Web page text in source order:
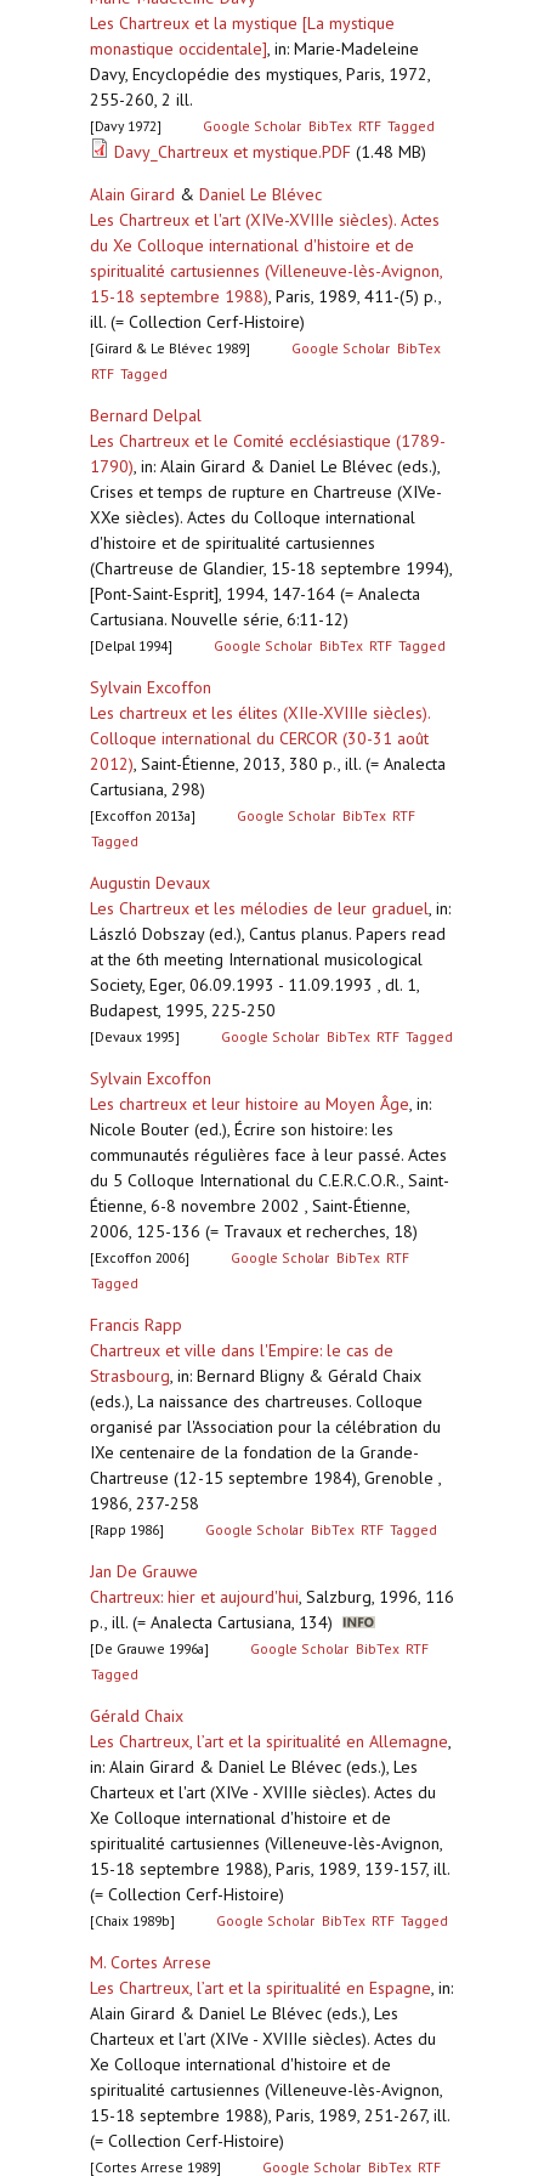
Les Chartreux et la mystique [La mystique
monastique occidentale], in: Marie-Madeleine
Davy, Encyclopédie des mystiques, Paris, 1972,
255-260, 2 ill.
[Davy 1972] Google Scholar BibTex RTF Tagged
Davy_Chartreux et mystique.PDF (1.48 MB)
Alain Girard & Daniel Le Blévec
Les Chartreux et l'art (XIVe-XVIIIe siècles). Actes
du Xe Colloque international d'histoire et de
spiritualité cartusiennes (Villeneuve-lès-Avignon,
15-18 septembre 1988), Paris, 1989, 411-(5) p.,
ill. (= Collection Cerf-Histoire)
[Girard & Le Blévec 1989] Google Scholar BibTex
RTF Tagged
Bernard Delpal
Les Chartreux et le Comité ecclésiastique (1789-
1790), in: Alain Girard & Daniel Le Blévec (eds.),
Crises et temps de rupture en Chartreuse (XIVe-
XXe siècles). Actes du Colloque international
d'histoire et de spiritualité cartusiennes
(Chartreuse de Glandier, 15-18 septembre 1994),
[Pont-Saint-Esprit], 1994, 147-164 (= Analecta
Cartusiana. Nouvelle série, 6:11-12)
[Delpal 1994] Google Scholar BibTex RTF Tagged
Sylvain Excoffon
Les chartreux et les élites (XIIe-XVIIIe siècles).
Colloque international du CERCOR (30-31 août
2012), Saint-Étienne, 2013, 380 p., ill. (= Analecta
Cartusiana, 298)
[Excoffon 2013a] Google Scholar BibTex RTF
Tagged
Augustin Devaux
Les Chartreux et les mélodies de leur graduel, in:
László Dobszay (ed.), Cantus planus. Papers read
at the 6th meeting International musicological
Society, Eger, 06.09.1993 - 11.09.1993 , dl. 1,
Budapest, 1995, 225-250
[Devaux 1995] Google Scholar BibTex RTF Tagged
Sylvain Excoffon
Les chartreux et leur histoire au Moyen Âge, in:
Nicole Bouter (ed.), Écrire son histoire: les
communautés régulières face à leur passé. Actes
du 5 Colloque International du C.E.R.C.O.R., Saint-
Étienne, 6-8 novembre 2002 , Saint-Étienne,
2006, 125-136 (= Travaux et recherches, 18)
[Excoffon 2006] Google Scholar BibTex RTF
Tagged
Francis Rapp
Chartreux et ville dans l'Empire: le cas de
Strasbourg, in: Bernard Bligny & Gérald Chaix
(eds.), La naissance des chartreuses. Colloque
organisé par l'Association pour la célébration du
IXe centenaire de la fondation de la Grande-
Chartreuse (12-15 septembre 1984), Grenoble ,
1986, 237-258
[Rapp 1986] Google Scholar BibTex RTF Tagged
Jan De Grauwe
Chartreux: hier et aujourd'hui, Salzburg, 1996, 116
p., ill. (= Analecta Cartusiana, 134)
[De Grauwe 1996a] Google Scholar BibTex RTF
Tagged
Gérald Chaix
Les Chartreux, l’art et la spiritualité en Allemagne,
in: Alain Girard & Daniel Le Blévec (eds.), Les
Charteux et l'art (XIVe - XVIIIe siècles). Actes du
Xe Colloque international d'histoire et de
spiritualité cartusiennes (Villeneuve-lès-Avignon,
15-18 septembre 1988), Paris, 1989, 139-157, ill.
(= Collection Cerf-Histoire)
[Chaix 1989b] Google Scholar BibTex RTF Tagged
M. Cortes Arrese
Les Chartreux, l’art et la spiritualité en Espagne, in:
Alain Girard & Daniel Le Blévec (eds.), Les
Charteux et l'art (XIVe - XVIIIe siècles). Actes du
Xe Colloque international d'histoire et de
spiritualité cartusiennes (Villeneuve-lès-Avignon,
15-18 septembre 1988), Paris, 1989, 251-267, ill.
(= Collection Cerf-Histoire)
[Cortes Arrese 1989] Google Scholar BibTex RTF